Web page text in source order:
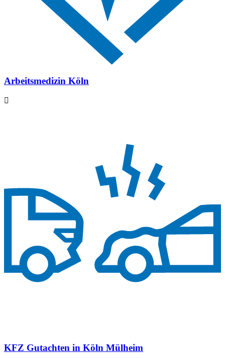
Arbeitsmedizin Köln
KFZ Gutachten in Köln Mülheim